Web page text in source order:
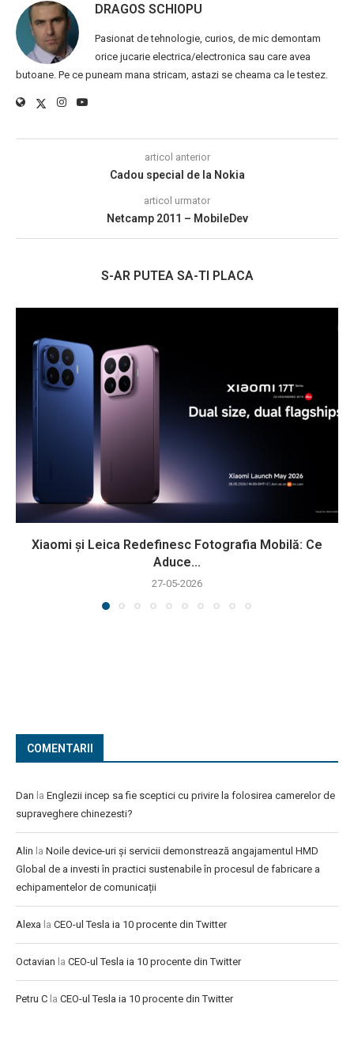
DRAGOS SCHIOPU
Pasionat de tehnologie, curios, de mic demontam
orice jucarie electrica/electronica sau care avea
butoane. Pe ce puneam mana stricam, astazi se cheama ca le testez.
articol anterior
Cadou special de la Nokia
articol urmator
Netcamp 2011 – MobileDev
S-AR PUTEA SA-TI PLACA
Xiaomi și Leica Redefinesc Fotografia Mobilă: Ce
Aduce...
27-05-2026
COMENTARII
Dan la Englezii incep sa fie sceptici cu privire la folosirea camerelor de
supraveghere chinezesti?
Alin la Noile device-uri și servicii demonstrează angajamentul HMD
Global de a investi în practici sustenabile în procesul de fabricare a
echipamentelor de comunicații
Alexa la CEO-ul Tesla ia 10 procente din Twitter
Octavian la CEO-ul Tesla ia 10 procente din Twitter
Petru C la CEO-ul Tesla ia 10 procente din Twitter